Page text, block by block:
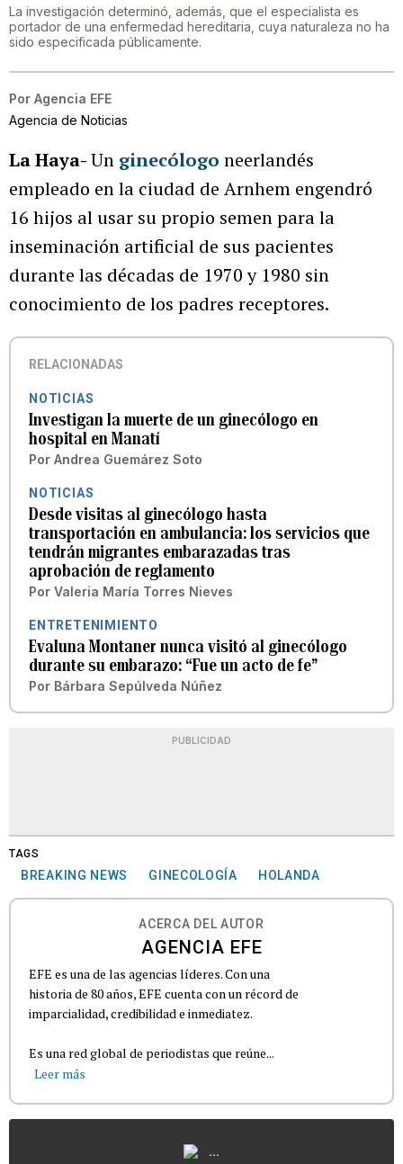
La investigación determinó, además, que el especialista es
portador de una enfermedad hereditaria, cuya naturaleza no ha
sido especificada públicamente.
Por Agencia EFE
Agencia de Noticias
La Haya-Un ginecólogo neerlandés
empleado en la ciudad de Arnhem engendró
16 hijos al usar su propio semen para la
inseminación artificial de sus pacientes
durante las décadas de 1970 y 1980 sin
conocimiento de los padres receptores.
RELACIONADAS
NOTICIAS
Investigan la muerte de un ginecólogo en
hospital en Manatí
Por Andrea Guemárez Soto
NOTICIAS
Desde visitas al ginecólogo hasta
transportación en ambulancia: los servicios que
tendrán migrantes embarazadas tras
aprobación de reglamento
Por Valeria María Torres Nieves
ENTRETENIMIENTO
Evaluna Montaner nunca visitó al ginecólogo
durante su embarazo: “Fue un acto de fe”
Por Bárbara Sepúlveda Núñez
PUBLICIDAD
TAGS
BREAKING NEWS GINECOLOGÍA HOLANDA
ACERCA DEL AUTOR
AGENCIA EFE
EFE es una de las agencias líderes. Con una
historia de 80 años, EFE cuenta con un récord de
imparcialidad, credibilidad e inmediatez.
Es una red global de periodistas que reúne...
Leer más
...